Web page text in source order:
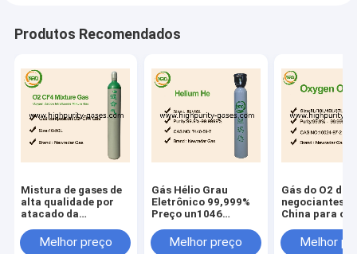
Produtos Recomendados
Mistura de gases de
alta qualidade por
atacado da
Melhor preço
Gás Hélio Grau
Eletrônico 99,999%
Preço un1046
Melhor preço
Gás do O2 dos
negociantes
China para o
oxigênio da
99,999%
Melhor